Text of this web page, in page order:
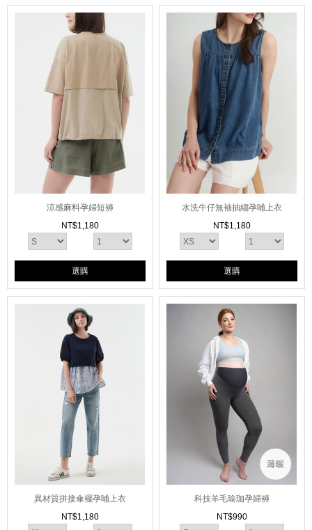
涼感麻料孕婦短褲
NT$1,180
選購
水洗牛仔無袖抽縐孕哺上衣
NT$1,180
選購
異材質拼接傘襬孕哺上衣
NT$1,180
科技羊毛瑜珈孕婦褲
NT$990